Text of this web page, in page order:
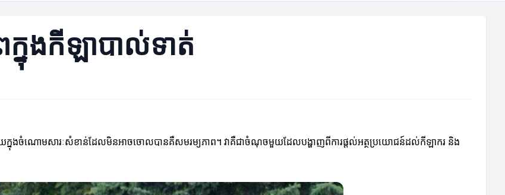
ក្នុងកីឡាបាល់ទាត់
យក្នុងចំណោមសារៈសំខាន់ដែលមិនអាចចោលបានគឺសមរម្យភាព។ វាគឺជាចំណុចមួយដែលបង្ហាញពីការផ្តល់អត្ថប្រយោជន៍ដល់កីឡាករ និង